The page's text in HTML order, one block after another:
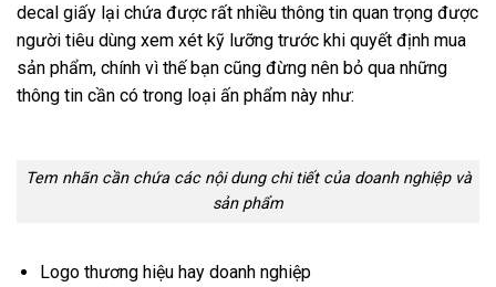
decal giấy lại chứa được rất nhiều thông tin quan trọng được
người tiêu dùng xem xét kỹ lưỡng trước khi quyết định mua
sản phẩm, chính vì thế bạn cũng đừng nên bỏ qua những
thông tin cần có trong loại ấn phẩm này như:
Tem nhãn cần chứa các nội dung chi tiết của doanh nghiệp và
sản phẩm
Logo thương hiệu hay doanh nghiệp